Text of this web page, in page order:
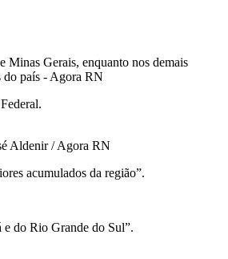
Minas Gerais, enquanto nos demais
Aldenir / Agora RN
acumulados da região”.
e do Rio Grande do Sul”.